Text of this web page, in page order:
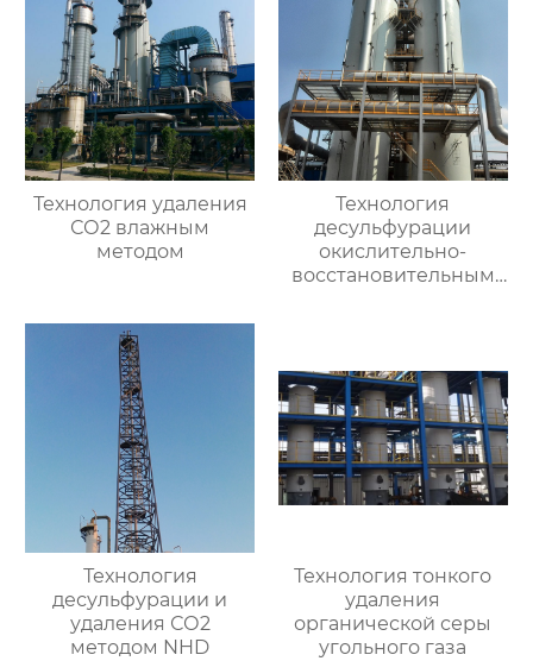
Технология удаления
СО2 влажным
методом
Технология
десульфурации
окислительно-
восстановительным
Технология
десульфурации и
удаления СО2
методом NHD
Технология тонкого
удаления
органической серы
угольного газа